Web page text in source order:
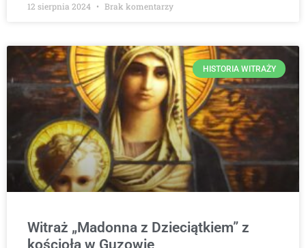
12 sierpnia 2024 Brak komentarzy
HISTORIA WITRAŻY
Witraż „Madonna z Dzieciątkiem” z